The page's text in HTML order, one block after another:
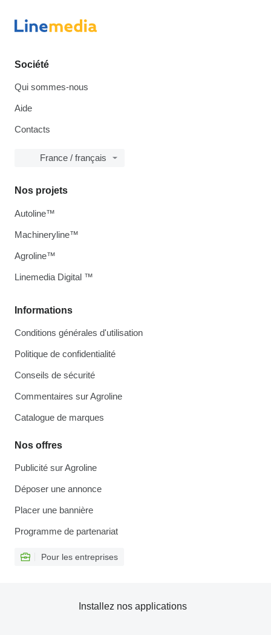
Société
Qui sommes-nous
Aide
Contacts
France / français
Informations
Conditions générales d'utilisation
Politique de confidentialité
Conseils de sécurité
Commentaires sur Agroline
Catalogue de marques
Nos offres
Publicité sur Agroline
Déposer une annonce
Placer une bannière
Programme de partenariat
Pour les entreprises
Nos projets
Autoline™
Machineryline™
Agroline™
Linemedia Digital ™
Installez nos applications